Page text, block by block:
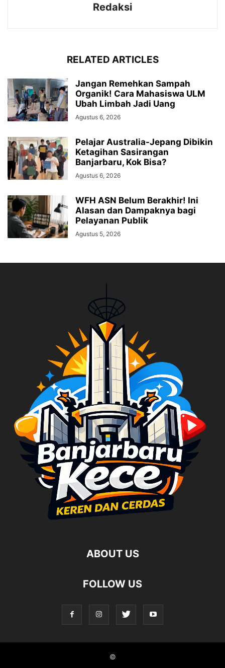
Redaksi
RELATED ARTICLES
Jangan Remehkan Sampah
Organik! Cara Mahasiswa ULM
Ubah Limbah Jadi Uang
Agustus 6, 2026
Pelajar Australia-Jepang Dibikin
Ketagihan Sasirangan
Banjarbaru, Kok Bisa?
Agustus 6, 2026
WFH ASN Belum Berakhir! Ini
Alasan dan Dampaknya bagi
Pelayanan Publik
Agustus 5, 2026
ABOUT US
FOLLOW US
©